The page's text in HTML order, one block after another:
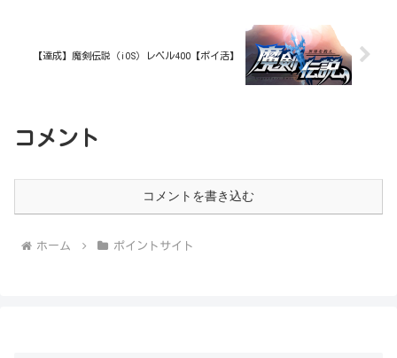
【達成】魔剣伝説（iOS）レベル400【ポイ活】
コメント
コメントを書き込む
ホーム ポイントサイト